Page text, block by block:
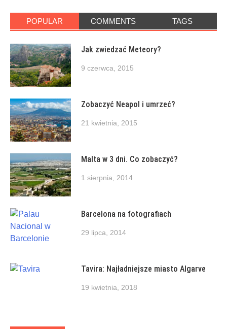
POPULAR COMMENTS TAGS
Jak zwiedzać Meteory?
9 czerwca, 2015
Zobaczyć Neapol i umrzeć?
21 kwietnia, 2015
Malta w 3 dni. Co zobaczyć?
1 sierpnia, 2014
Barcelona na fotografiach
29 lipca, 2014
Tavira: Najładniejsze miasto Algarve
19 kwietnia, 2018